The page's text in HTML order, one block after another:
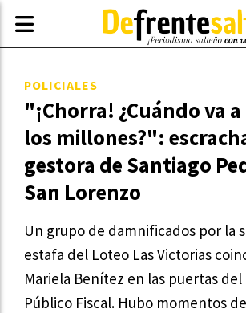
"¡Chorra! ¿Cuándo va
los millones?":
gestora de Santiago
San Lorenzo
Un grupo de damnificados por la
estafa del Loteo Las Victorias
Mariela Benítez en las puertas
Público Fiscal. Hubo momentos
POLICIALES